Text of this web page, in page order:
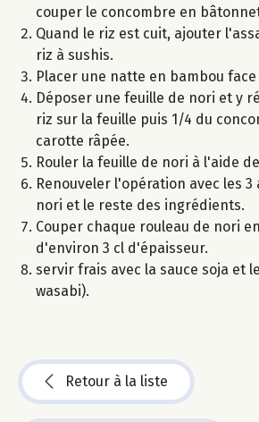
couper le concombre en
Quand le riz est cuit, ajouter
riz à sushis.
Placer une natte en bambou face
Déposer une feuille de nori et y
riz sur la feuille puis 1/4 du
carotte râpée.
Rouler la feuille de nori à l'aide
Renouveler l'opération avec les
nori et le reste des ingrédients.
Couper chaque rouleau de nori
d'environ 3 cl d'épaisseur.
servir frais avec la sauce soja et
wasabi).
Retour à la liste